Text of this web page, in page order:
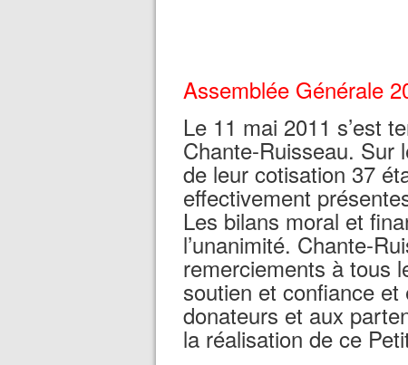
Assemblée Générale
Le 11 mai 2011 s’est
Chante-Ruisseau. Sur
de leur cotisation 37
effectivement
Les bilans moral et
l’unanimité. Chante-
remerciements à tous
soutien et confiance
donateurs et aux
la réalisation de ce